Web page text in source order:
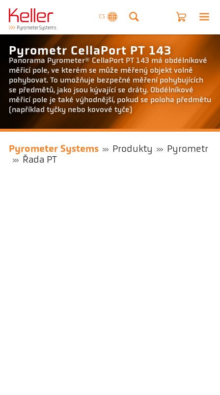
CS
Pyrometr CellaPort PT 143
Panorama Pyrometer® CellaPort PT 143 má obdélníkové
měřicí pole, ve kterém se může měřený objekt volně
pohybovat. To umožňuje bezpečné měření pohybujících
se předmětů, jako jsou kývající se dráty. Obdélníkové
měřicí pole je také výhodnější, pokud se poloha předmětu
(například tyčky nebo kovové tyče)
Pyrometer Systems Produkty
Pyrometr
Řada PT